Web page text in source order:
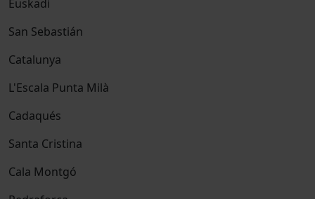
Euskadi
San Sebastián
Catalunya
L'Escala Punta Milà
Cadaqués
Santa Cristina
Cala Montgó